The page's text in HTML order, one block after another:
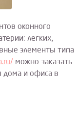
оконного
легких,
элементы типа
можно заказать
дома и офиса в